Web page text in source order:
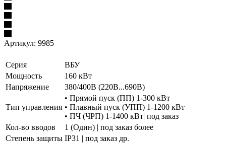
Артикул: 9985
Серия
ВБУ
Мощность
160 кВт
Напряжение
380/400В (220В...690В)
Тип управления
• Прямой пуск (ПП) 1-300 кВт
• Плавный пуск (УПП) 1-1200 кВт
• ПЧ (ЧРП) 1-1400 кВт| под заказ
Кол-во вводов
1 (Один) | под заказ более
Степень защиты IP31 | под заказ др.